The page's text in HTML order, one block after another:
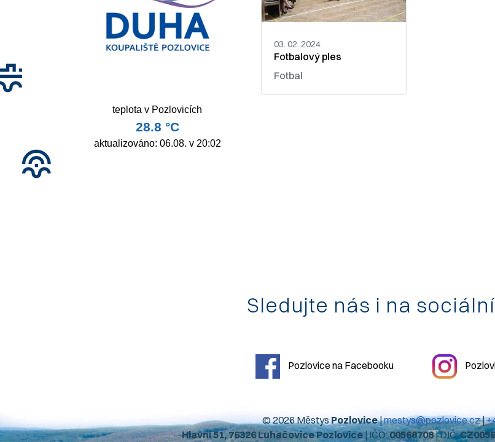
03. 02. 2024
Fotbalový ples
Fotbal
Sledujte nás i na
Pozlovice na Facebooku
© 2026 MěstysPozlovice|mestys@pozlovice.cz|
Hlavní 51, 76326 Luhačovice Pozlovice| IČO:00568708| DIČ: